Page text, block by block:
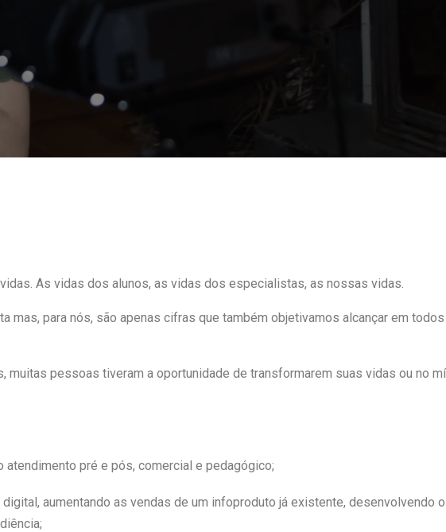
As vidas dos alunos, as vidas dos especialistas, as nossas vidas.
mas, para nós, são apenas cifras que também objetivamos alcançar em
pessoas tiveram a oportunidade de transformarem suas vidas ou no
pré e pós, comercial e pedagógico;
aumentando as vendas de um infoproduto já existente, desenvolvendo